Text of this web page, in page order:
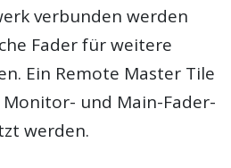
verbunden werden
Fader für weitere
Ein Remote Master Tile
und Main-Fader-
werden.